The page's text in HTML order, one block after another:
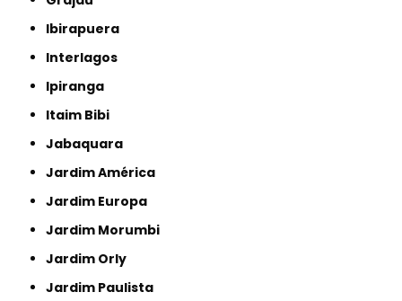
Ibirapuera
Interlagos
Ipiranga
Itaim Bibi
Jabaquara
Jardim América
Jardim Europa
Jardim Morumbi
Jardim Orly
Jardim Paulista